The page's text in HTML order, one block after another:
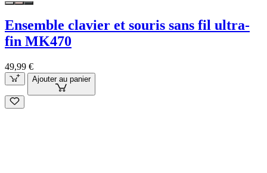
Ensemble clavier et souris sans fil ultra-
fin MK470
49,99 €
Ajouter au panier